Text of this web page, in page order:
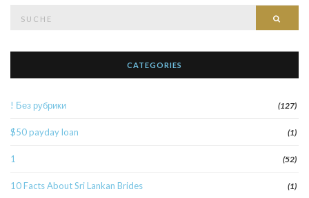
CATEGORIES
! Без рубрики (127)
$50 payday loan (1)
1 (52)
10 Facts About Sri Lankan Brides (1)